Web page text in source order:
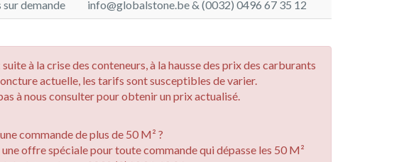
demande info@globalstone.be & (0032) 0496 67 35 12
à la crise des conteneurs, à la hausse des prix des carburants
actuelle, les tarifs sont susceptibles de varier.
à nous consulter pour obtenir un prix actualisé.
commande de plus de 50 M² ?
offre spéciale pour toute commande qui dépasse les 50 M²